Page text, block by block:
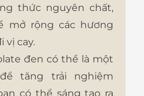
thức nguyên chất,
mở rộng các hương
vị cay.
đen có thể là một
tăng trải nghiệm
có thể sáng tạo ra